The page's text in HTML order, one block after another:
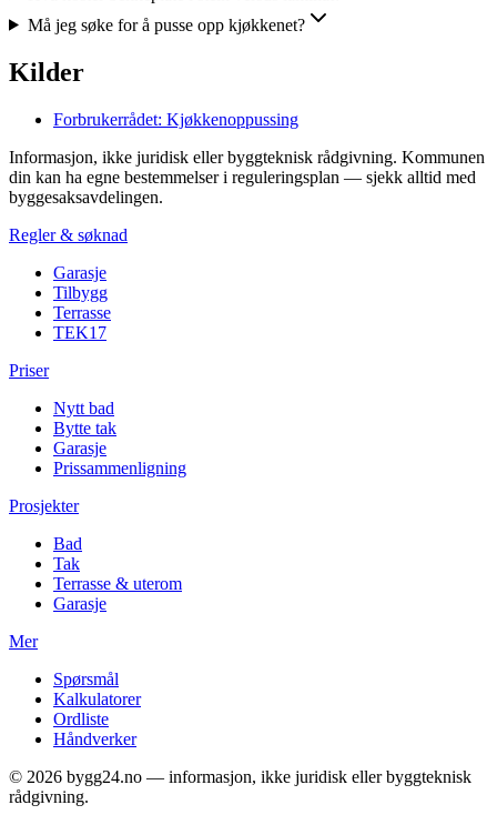
Må jeg søke for å pusse opp kjøkkenet?
Kilder
Forbrukerrådet: Kjøkkenoppussing
Informasjon, ikke juridisk eller byggteknisk rådgivning. Kommunen
din kan ha egne bestemmelser i reguleringsplan — sjekk alltid med
byggesaksavdelingen.
Regler & søknad
Garasje
Tilbygg
Terrasse
TEK17
Priser
Nytt bad
Bytte tak
Garasje
Prissammenligning
Prosjekter
Bad
Tak
Terrasse & uterom
Garasje
Mer
Spørsmål
Kalkulatorer
Ordliste
Håndverker
© 2026 bygg24.no — informasjon, ikke juridisk eller byggteknisk
rådgivning.